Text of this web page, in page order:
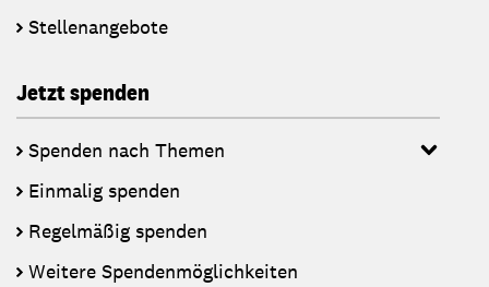
Stellenangebote
Jetzt spenden
Spenden nach Themen
Einmalig spenden
Regelmäßig spenden
Weitere Spendenmöglichkeiten